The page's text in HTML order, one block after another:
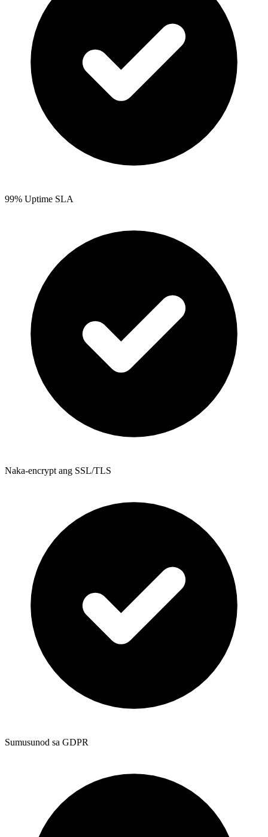
99% Uptime SLA
Naka-encrypt ang SSL/TLS
Sumusunod sa GDPR